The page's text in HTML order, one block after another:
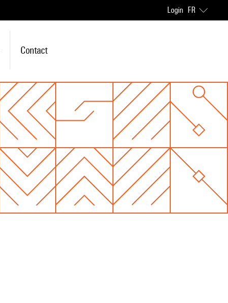
Login FR
Contact